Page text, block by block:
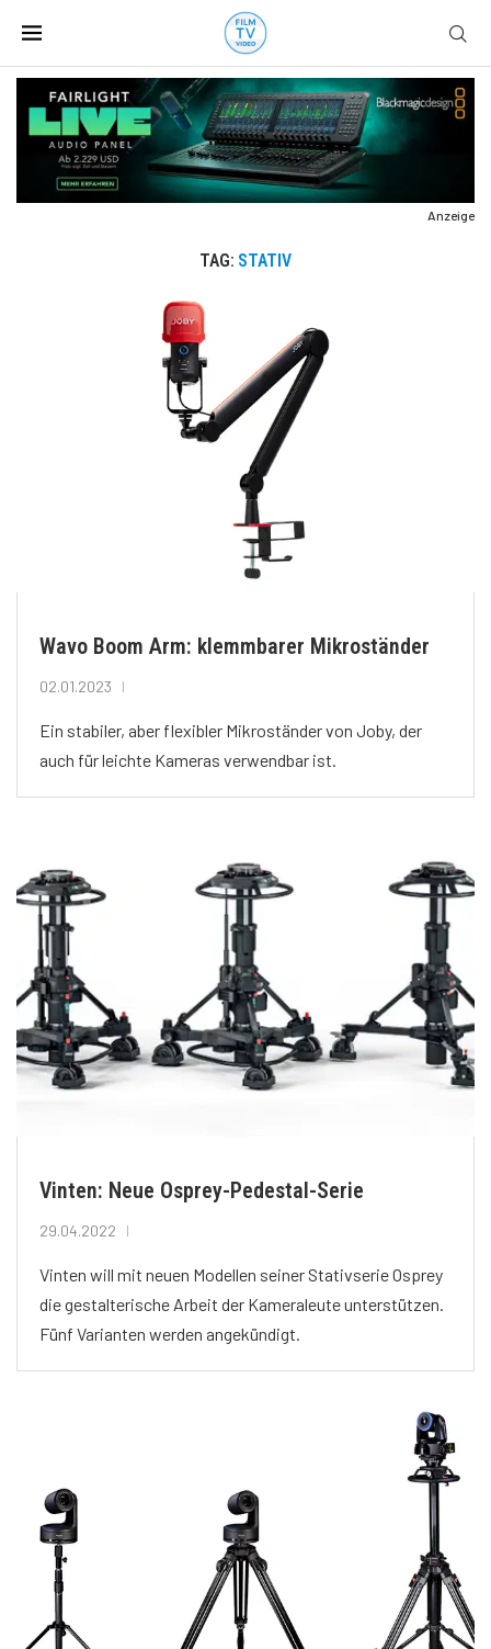
Anzeige
TAG: STATIV
Wavo Boom Arm: klemmbarer Mikroständer
02.01.2023
Ein stabiler, aber flexibler Mikroständer von Joby, der
auch für leichte Kameras verwendbar ist.
Vinten: Neue Osprey-Pedestal-Serie
29.04.2022
Vinten will mit neuen Modellen seiner Stativserie Osprey
die gestalterische Arbeit der Kameraleute unterstützen.
Fünf Varianten werden angekündigt.